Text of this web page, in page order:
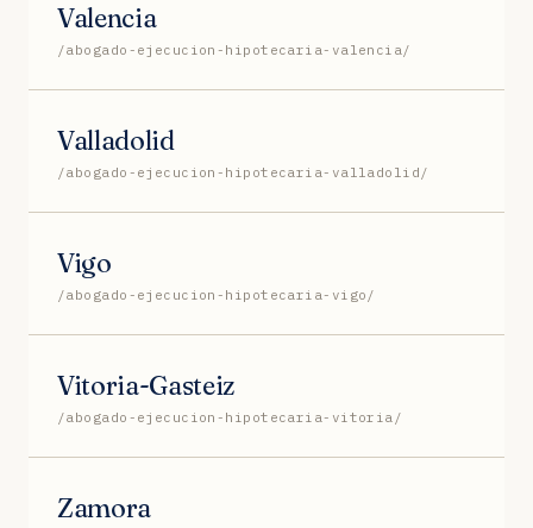
Valencia
/abogado-ejecucion-hipotecaria-valencia/
Valladolid
/abogado-ejecucion-hipotecaria-valladolid/
Vigo
/abogado-ejecucion-hipotecaria-vigo/
Vitoria-Gasteiz
/abogado-ejecucion-hipotecaria-vitoria/
Zamora